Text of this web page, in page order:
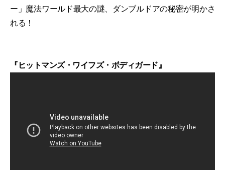
ー」魔法ワールド最大の謎、ダンブルドアの秘密が明かさ
れる！
『ヒットマンズ・ワイフズ・ボディガード』